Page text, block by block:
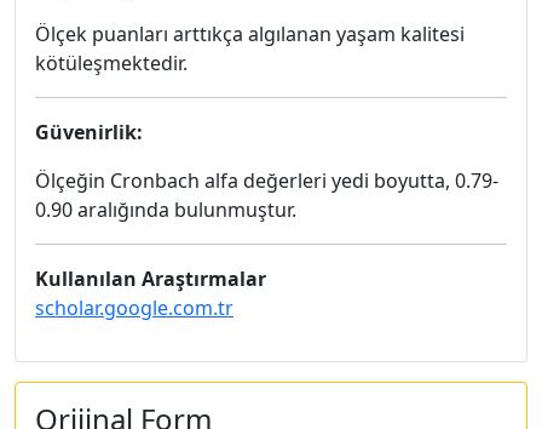
Ölçek puanları arttıkça algılanan yaşam kalitesi
kötüleşmektedir.
Güvenirlik:
Ölçeğin Cronbach alfa değerleri yedi boyutta, 0.79-
0.90 aralığında bulunmuştur.
Kullanılan Araştırmalar
scholar.google.com.tr
Orijinal Form